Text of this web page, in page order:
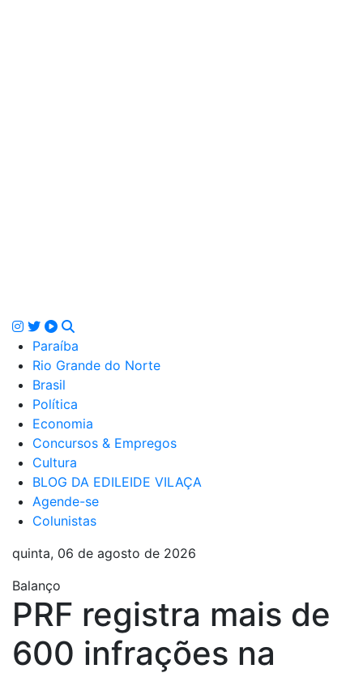
Paraíba
Rio Grande do Norte
Brasil
Política
Economia
Concursos & Empregos
Cultura
BLOG DA EDILEIDE VILAÇA
Agende-se
Colunistas
quinta, 06 de agosto de 2026
Balanço
PRF registra mais de
600 infrações na